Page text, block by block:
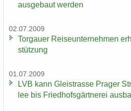
aus­ge­baut wer­den
02.07.2009
Tor­gau­er Rei­se­un­ter­neh­men
stüt­zung
01.07.2009
LVB kann Gleis­tras­se Pra­ger
lee bis Fried­hofs­gärt­ne­rei